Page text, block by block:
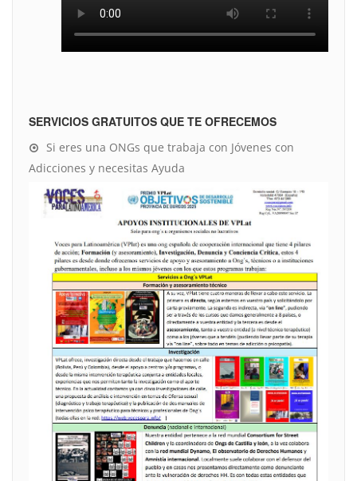
SERVICIOS GRATUITOS QUE TE OFRECEMOS
Si eres una ONGs que trabaja con Jóvenes con
Adicciones y necesitas Ayuda